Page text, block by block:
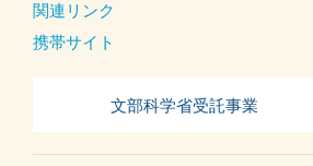
関連リンク
携帯サイト
文部科学省受託事業